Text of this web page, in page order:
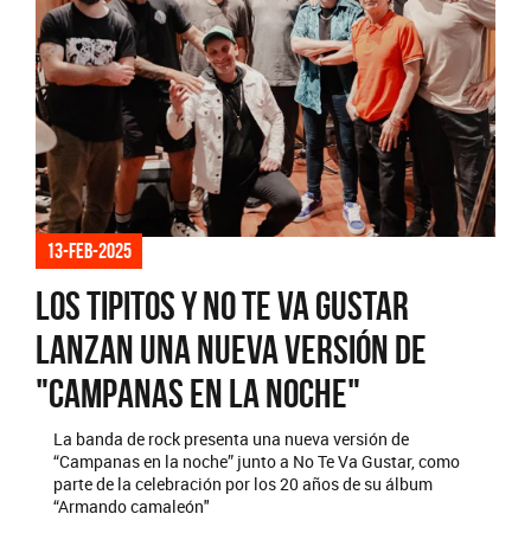
13-feb-2025
Los Tipitos y No Te Va Gustar
lanzan una nueva versión de
"Campanas en la Noche"
La banda de rock presenta una nueva versión de
“Campanas en la noche” junto a No Te Va Gustar, como
parte de la celebración por los 20 años de su álbum
“Armando camaleón"